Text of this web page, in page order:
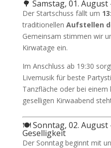
🌳 Samstag, 01.
Der Startschuss fällt um
traditionellen Aufstellen
Gemeinsam stimmen wir
Kirwatage ein.
Im Anschluss ab 19:30
Livemusik für beste
Tanzfläche oder bei einem
geselligen Kirwaabend
🍽️ Sonntag, 02. August
Geselligkeit
Der Sonntag beginnt mit